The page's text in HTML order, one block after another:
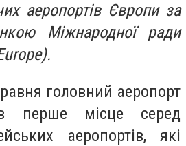
аеропортів Європи за
Міжнародної ради
головний аеропорт
перше місце серед
аеропортів, які